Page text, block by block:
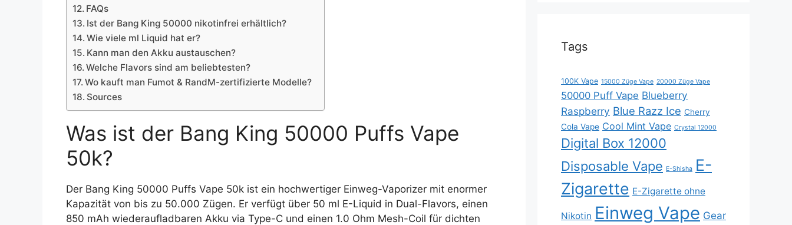
FAQs
Ist der Bang King 50000 nikotinfrei erhältlich?
Wie viele ml Liquid hat er?
Kann man den Akku austauschen?
Welche Flavors sind am beliebtesten?
Wo kauft man Fumot & RandM-zertifizierte Modelle?
Sources
Was ist der Bang King 50000 Puffs Vape
50k?
Der Bang King 50000 Puffs Vape 50k ist ein hochwertiger Einweg-Vaporizer mit enormer
Kapazität von bis zu 50.000 Zügen. Er verfügt über 50 ml E-Liquid in Dual-Flavors, einen
850 mAh wiederaufladbaren Akku via Type-C und einen 1.0 Ohm Mesh-Coil für dichten
Tags
100K Vape 15000 Züge Vape 20000 Züge Vape
50000 Puff Vape Blueberry
Raspberry Blue Razz Ice Cherry
Cola Vape Cool Mint Vape Crystal 12000
Digital Box 12000
Disposable Vape E-Shisha E-
Zigarette E-Zigarette ohne
Nikotin Einweg Vape Gear